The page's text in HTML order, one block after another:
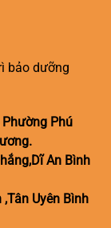
bảo dưỡng
Phú
An Bình
Uyên Bình